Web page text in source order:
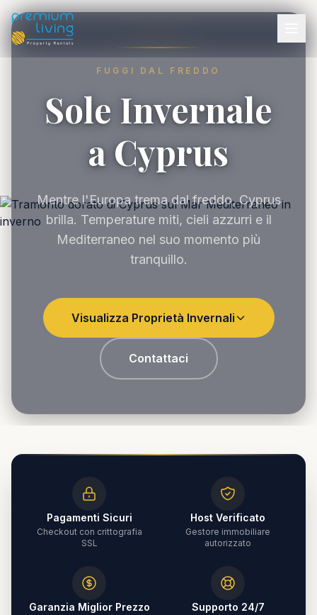
FUGGI DAL FREDDO
Sole Invernale
a Cyprus
Mentre l'Europa trema dal freddo, Cyprus
brilla. Temperature miti, cieli azzurri e il
Mediterraneo nel suo momento più
tranquillo.
Visualizza Proprietà Invernali
Contattaci
Pagamenti Sicuri
Checkout con crittografia
SSL
Host Verificato
Gestore immobiliare
autorizzato
Garanzia Miglior Prezzo Supporto 24/7